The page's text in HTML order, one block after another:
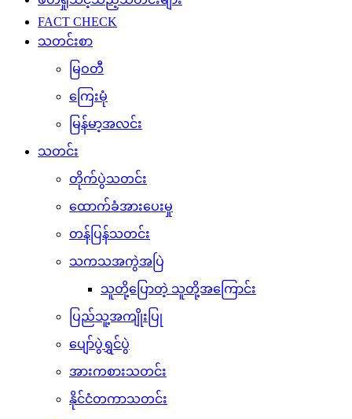
FACT CHECK
သတင်းစာ
မြဝတီ
ကြေးမုံ
မြန်မာ့အလင်း
သတင်း
တိုက်ပွဲသတင်း
ထောက်ခံအားပေးမှု
တန်ပြန်သတင်း
သကသအကွဲအပြဲ
သူတို့ပြောတဲ့ သူတို့အကြောင်း
ပြည်သူ့အကျိုးပြု
ပျော်ပွဲရွှင်ပွဲ
အားကစားသတင်း
နိုင်ငံတကာသတင်း